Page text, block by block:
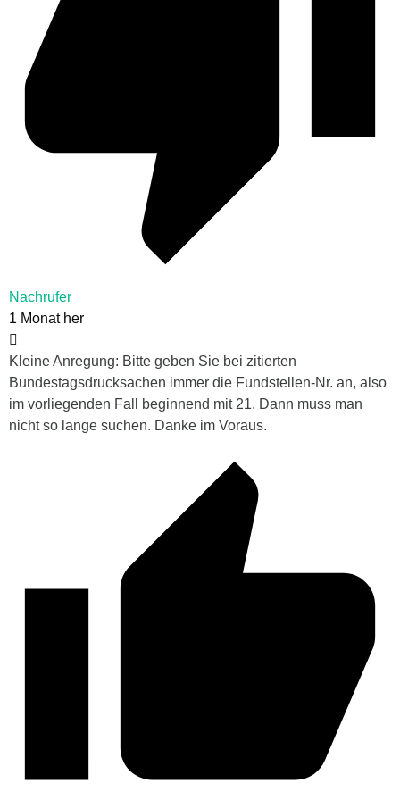
Nachrufer
1 Monat her
Kleine Anregung: Bitte geben Sie bei zitierten
Bundestagsdrucksachen immer die Fundstellen-Nr. an, also
im vorliegenden Fall beginnend mit 21. Dann muss man
nicht so lange suchen. Danke im Voraus.